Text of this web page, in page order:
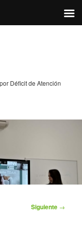
Déficit de Atención
Siguiente →